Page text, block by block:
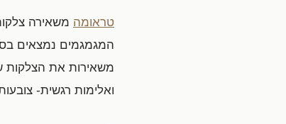
טראומה משאירה
המגמגמים נמצאים
משאירות את הצלקות
ואלימות רגשית-